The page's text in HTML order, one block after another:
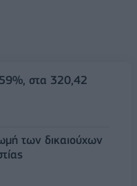
στα 320,42
των δικαιούχων